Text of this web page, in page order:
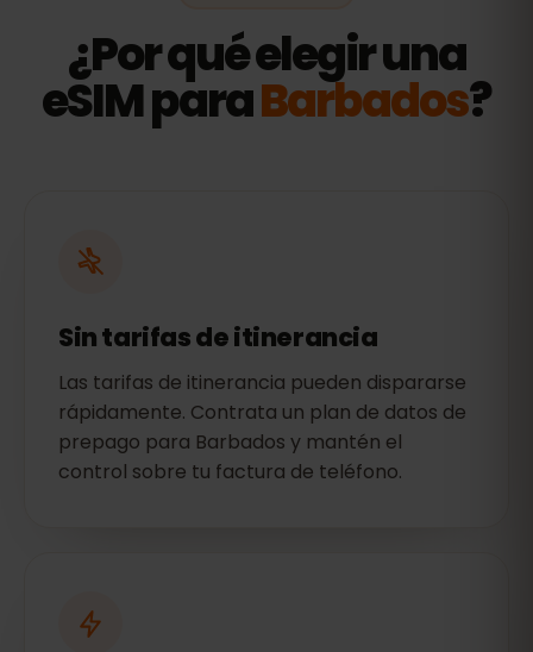
¿Por qué elegir una
eSIM paraBarbados?
Sin tarifas de itinerancia
Las tarifas de itinerancia pueden dispararse
rápidamente. Contrata un plan de datos de
prepago para Barbados y mantén el
control sobre tu factura de teléfono.